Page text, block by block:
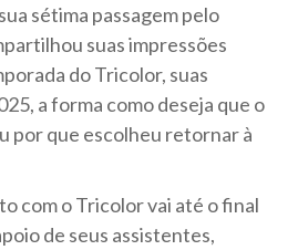
sétima passagem pelo
suas impressões
do Tricolor, suas
a forma como deseja que o
por que escolheu retornar à
com o Tricolor vai até o final
de seus assistentes,